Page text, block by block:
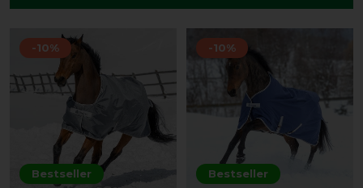
Bestseller
-10%
Bestseller
-10%